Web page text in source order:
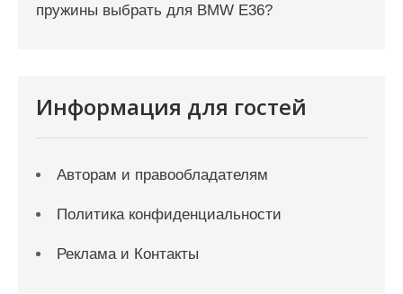
пружины выбрать для BMW E36?
Информация для гостей
Авторам и правообладателям
Политика конфиденциальности
Реклама и Контакты